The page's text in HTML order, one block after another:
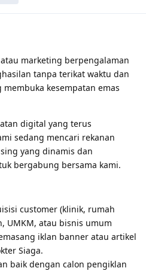
marketing berpengalaman
tanpa terikat waktu dan
membuka kesempatan emas
digital yang terus
sedang mencari rekanan
yang dinamis dan
bergabung bersama kami.
customer (klinik, rumah
UMKM, atau bisnis umum
iklan banner atau artikel
Siaga.
baik dengan calon pengiklan